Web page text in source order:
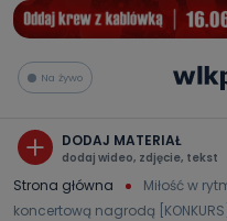
Na żywo
DODAJ MATERIAŁ
dodaj wideo, zdjęcie, tekst
Strona główna
Miłość w
koncertową nagrodą [KONKURS]